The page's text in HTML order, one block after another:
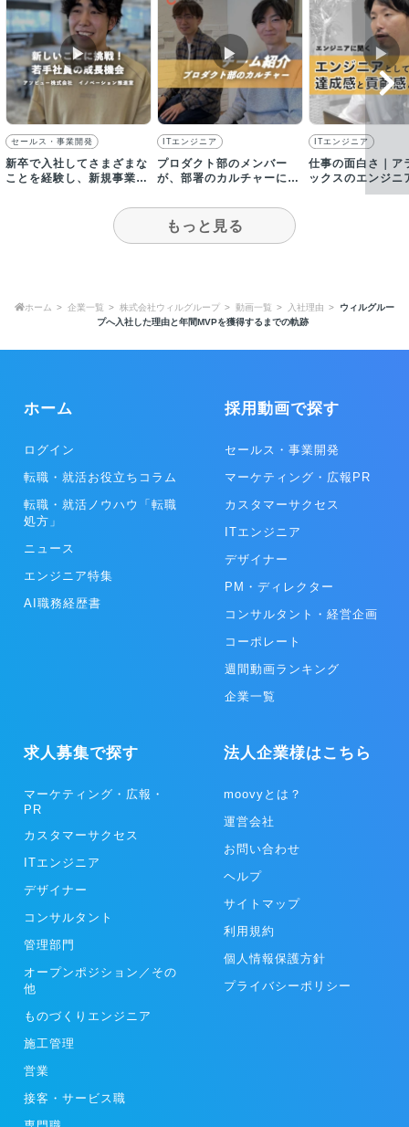
▶︎
セールス・事業開発
新卒で入社してさまざまな
ことを経験し、新規事業開
▶︎
ITエンジニア
プロダクト部のメンバー
が、部署のカルチャーにつ
▶︎
ITエンジニア
仕事の面白さ｜ア
ックスのエンジニ
感じる達成感・貢
もっと見る
ホーム 企業一覧 株式会社ウィルグループ 動画一覧 入社理由
ウィルグルー
プへ入社した理由と年間MVPを獲得するまでの軌跡
ホーム
ログイン
転職・就活お役立ちコラム
転職・就活ノウハウ「転職
処方」
ニュース
エンジニア特集
AI職務経歴書
採用動画で探す
セールス・事業開発
マーケティング・広報PR
カスタマーサクセス
ITエンジニア
デザイナー
PM・ディレクター
コンサルタント・経営企画
コーポレート
週間動画ランキング
企業一覧
求人募集で探す
マーケティング・広報・
PR
カスタマーサクセス
ITエンジニア
デザイナー
コンサルタント
管理部門
オープンポジション／その
他
ものづくりエンジニア
施工管理
営業
接客・サービス職
法人企業様はこちら
moovyとは？
運営会社
お問い合わせ
ヘルプ
サイトマップ
利用規約
個人情報保護方針
プライバシーポリシー